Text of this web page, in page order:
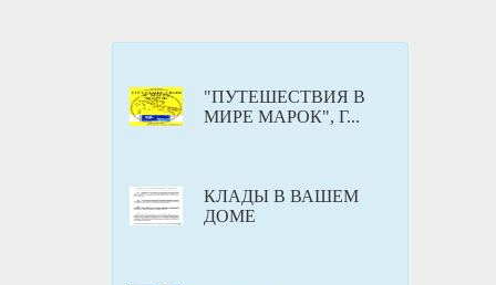
"ПУТЕШЕСТВИЯ В
МИРЕ МАРОК", Г...
КЛАДЫ В ВАШЕМ
ДОМЕ